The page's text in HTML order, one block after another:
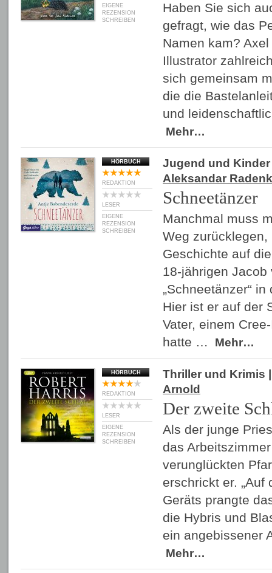
EIGENE
REZENSION
SCHREIBEN
Haben Sie sich
gefragt, wie das
Namen kam?
Illustrator
sich gemeinsam
die die
und
Mehr…
HÖRBUCH
REDAKTION
LESER
EIGENE
REZENSION
SCHREIBEN
Jugend und Kinder
Aleksandar
Schneetänzer
Manchmal muss
Weg
Geschichte auf
18-jährigen
„Schneetänzer“
Hier ist er auf der
Vater, einem
hatte …
Mehr…
HÖRBUCH
REDAKTION
LESER
EIGENE
REZENSION
SCHREIBEN
Thriller und Krimis
Arnold
Der zweite
Als der junge
das
verunglückten
erschrickt er. „Auf
Geräts prangte
die Hybris und
ein angebissener
Mehr…